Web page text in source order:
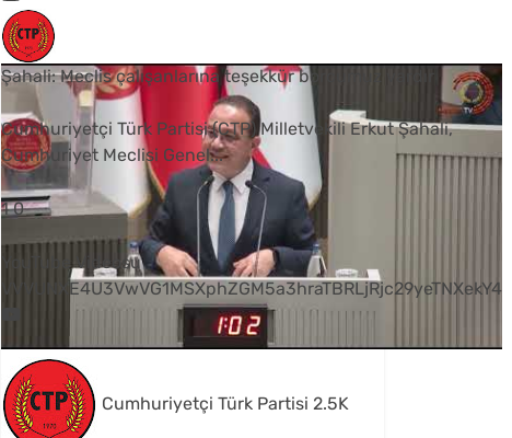
Şahali: Meclis çalışanlarına teşekkür borcumuz vardır
Cumhuriyetçi Türk Partisi (CTP) Milletvekili Erkut Şahali,
Cumhuriyet Meclisi Genel...
1 0
YouTube Videosu
VVVUNXE4U3VwVG1MSXphZGM5a3hraTBRLjRjc29yeTNXekY4
Cumhuriyetçi Türk Partisi 2.5K